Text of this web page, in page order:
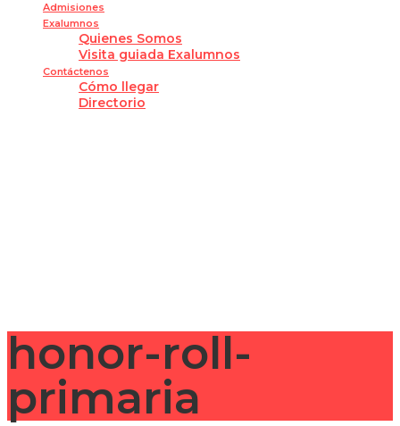
Admisiones
Exalumnos
Quienes Somos
Visita guiada Exalumnos
Contáctenos
Cómo llegar
Directorio
honor-roll-
primaria